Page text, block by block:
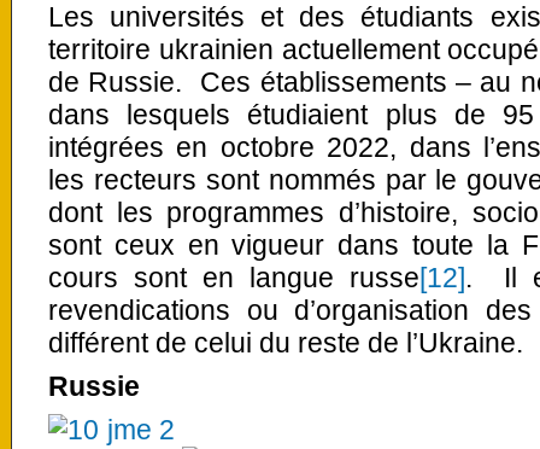
Les universités et des étudiants
territoire ukrainien actuellement
de Russie. Ces établissements – au
dans lesquels étudiaient plus de
intégrées en octobre 2022, dans
les recteurs sont nommés par le
dont les programmes d’histoire,
sont ceux en vigueur dans toute la
cours sont en langue russe[12]. Il
revendications ou d’organisation
différent de celui du reste de l’Ukraine.
Russie